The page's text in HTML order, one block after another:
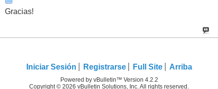
Gracias!
Iniciar Sesión Registrarse Full Site Arriba
Powered by vBulletin™ Version 4.2.2
Copyright © 2026 vBulletin Solutions, Inc. All rights reserved.